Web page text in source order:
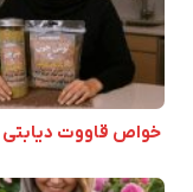
خواص قاووت دیابتی 30 گیاه